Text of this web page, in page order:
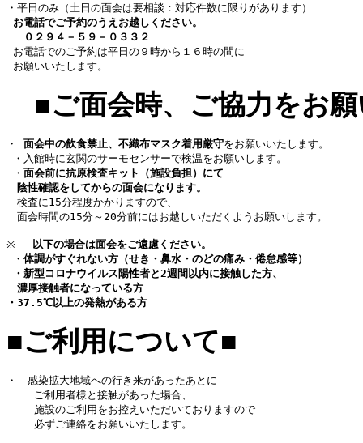
・平日のみ（土日の面会は要相談：対応件数に限りがあります）
お電話でご予約のうえお越しください。
０２９４－５９－０３３２
お電話でのご予約は平日の９時から１６時の間に
お願いいたします。
■ご面会時、ご協力をお
・ 面会中の飲食禁止、不織布マスク着用厳守をお願いいたします。
・入館時に玄関のサーモセンサーで検温をお願いします。
・ 面会前に抗原検査キット（施設負担）にて
陰性確認をしてからの面会になります。
検査に15分程度かかりますので、
面会時間の15分～20分前にはお越しいただくようお願いします。
※
以下の場合は面会をご遠慮ください。
・ 体調がすぐれない方（せき・鼻水・のどの痛み・倦怠感等）
・新型コロナウイルス陽性者と2週間以内に接触した方、
濃厚接触者になっている方
・37.5℃以上の発熱がある方
■ご利用について■
・　感染拡大地域への行き来があったあとに
ご利用者様と接触があった場合、
施設のご利用をお控えいただいておりますので
必ずご連絡をお願いいたします。